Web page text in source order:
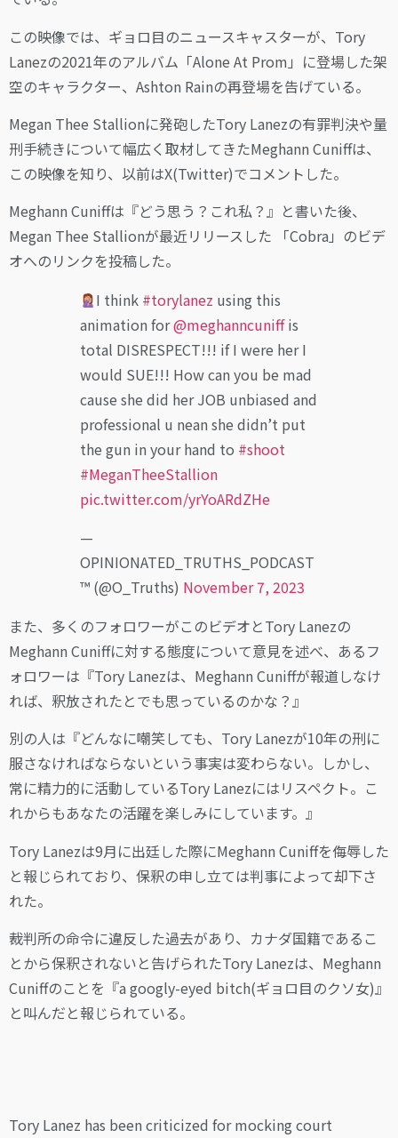
この映像では、ギョロ目のニュースキャスターが、Tory
Lanezの2021年のアルバム「Alone At Prom」に登場した架
空のキャラクター、Ashton Rainの再登場を告げている。
Megan Thee Stallionに発砲したTory Lanezの有罪判決や量
刑手続きについて幅広く取材してきたMeghann Cuniffは、
この映像を知り、以前はX(Twitter)でコメントした。
Meghann Cuniffは『どう思う？これ私？』と書いた後、
Megan Thee Stallionが最近リリースした 「Cobra」のビデ
オへのリンクを投稿した。
I think #torylanez using this
animation for@meghanncuniffis
total DISRESPECT!!! if I were her I
would SUE!!! How can you be mad
cause she did her JOB unbiased and
professional u nean she didn’t put
the gun in your hand to #shoot
#MeganTheeStallion
pic.twitter.com/yrYoARdZHe
—
OPINIONATED_TRUTHS_PODCAST
™️ (@O_Truths) November 7, 2023
また、多くのフォロワーがこのビデオとTory Lanezの
Meghann Cuniffに対する態度について意見を述べ、あるフ
ォロワーは『Tory Lanezは、Meghann Cuniffが報道しなけ
れば、釈放されたとでも思っているのかな？』
別の人は『どんなに嘲笑しても、Tory Lanezが10年の刑に
服さなければならないという事実は変わらない。しかし、
常に精力的に活動しているTory Lanezにはリスペクト。こ
れからもあなたの活躍を楽しみにしています。』
Tory Lanezは9月に出廷した際にMeghann Cuniffを侮辱した
と報じられており、保釈の申し立ては判事によって却下さ
れた。
裁判所の命令に違反した過去があり、カナダ国籍であるこ
とから保釈されないと告げられたTory Lanezは、Meghann
Cuniffのことを『a googly-eyed bitch(ギョロ目のクソ女)』
と叫んだと報じられている。
Tory Lanez has been criticized for mocking court